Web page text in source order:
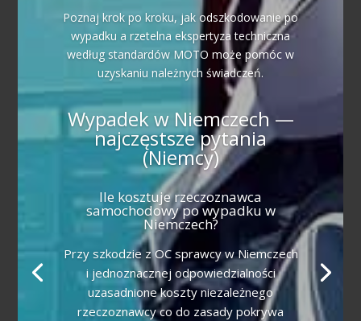
Poznaj krok po kroku, jak odszkodowanie po
wypadku a rzetelna ekspertyza techniczna
według standardów MOTO może pomóc w
uzyskaniu należnych świadczeń.
Wypadek w Niemczech —
najczęstsze pytania
(Niemcy)
Ile kosztuje rzeczoznawca
samochodowy po wypadku w
Niemczech?
Przy szkodzie z OC sprawcy w Niemczech
i jednoznacznej odpowiedzialności
uzasadnione koszty niezależnego
rzeczoznawcy co do zasady pokrywa